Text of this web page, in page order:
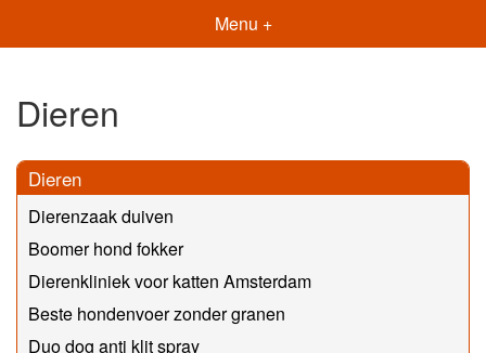
Menu +
Dieren
Dieren
Dierenzaak duiven
Boomer hond fokker
Dierenkliniek voor katten Amsterdam
Beste hondenvoer zonder granen
Duo dog anti klit spray